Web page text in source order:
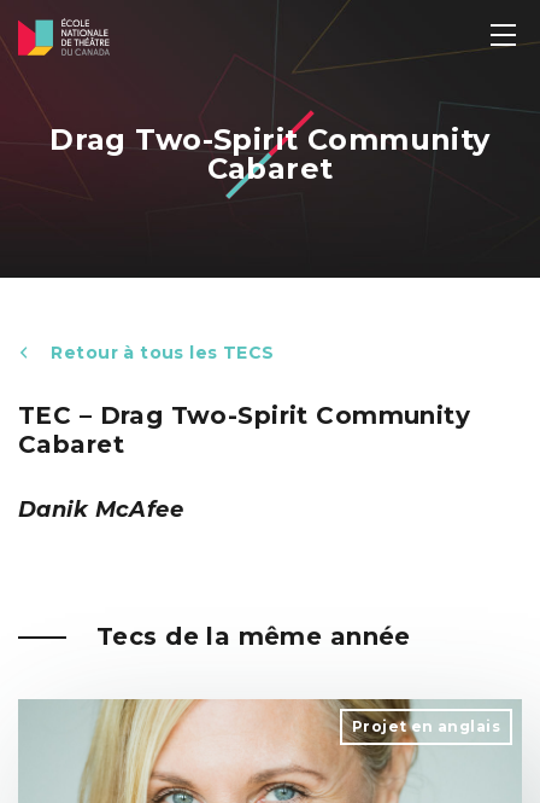
Drag Two-Spirit Community
Cabaret
Retour à tous les TECS
TEC – Drag Two-Spirit Community
Cabaret
Danik McAfee
Tecs de la même année
Projet en anglais